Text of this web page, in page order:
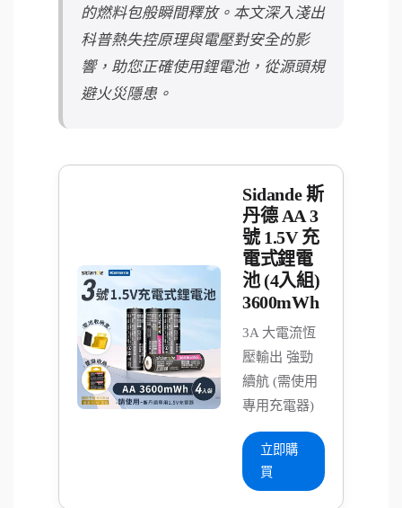
的燃料包般瞬間釋放。本文深入淺出
科普熱失控原理與電壓對安全的影
響，助您正確使用鋰電池，從源頭規
避火災隱患。
Sidande 斯
丹德 AA 3
號 1.5V 充
電式鋰電
池 (4入組)
3600mWh
3A 大電流恆
壓輸出 強勁
續航 (需使用
專用充電器)
立即購
買